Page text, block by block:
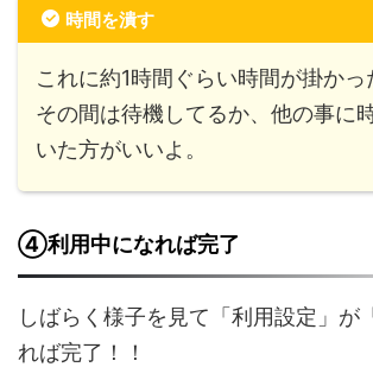
時間を潰す
これに約1時間ぐらい時間が掛かっ
その間は待機してるか、他の事に
いた方がいいよ。
④利用中になれば完了
しばらく様子を見て「利用設定」が
れば完了！！